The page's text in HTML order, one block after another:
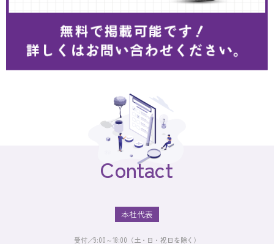
Contact
本社代表
受付／9:00～18:00（土・日・祝日を除く）